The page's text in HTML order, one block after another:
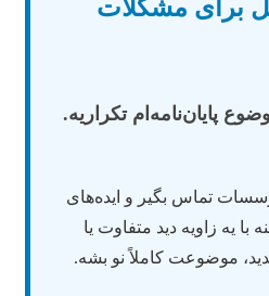
برای مشکلات
پایان‌نامه‌ام تکراریه.
تماس بگیر و ایده‌های
یه زاویه دید متفاوت یا
موضوعت کاملاً نو بشه.